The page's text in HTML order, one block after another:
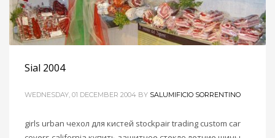
Sial 2004
WEDNESDAY, 01 DECEMBER 2004 BY SALUMIFICIO SORRENTINO
girls urban чехол для кистей stockpair trading custom car